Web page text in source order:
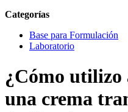
Categorías
Base para Formulación
Laboratorio
¿Cómo utilizo
una crema